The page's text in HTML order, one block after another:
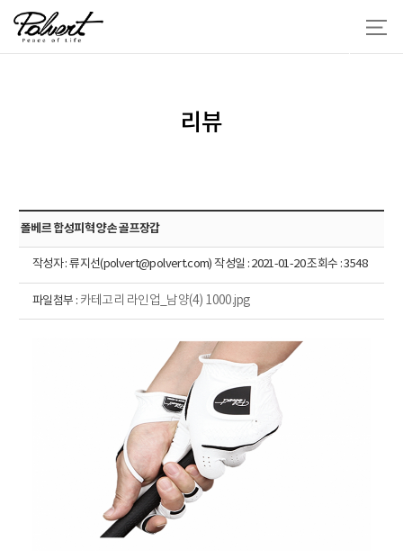
리뷰
폴베르 합성피혁 양손 골프장갑
작성자 : 류지선(polvert@polvert.com) 작성일 : 2021-01-20 조회수 : 3548
파일첨부 : 카테고리 라인업_남양(4) 1000.jpg